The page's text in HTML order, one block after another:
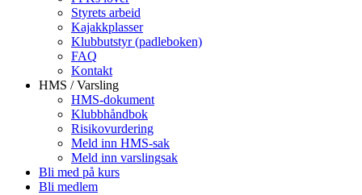
Styrets arbeid
Kajakkplasser
Klubbutstyr (padleboken)
FAQ
Kontakt
HMS / Varsling
HMS-dokument
Klubbhåndbok
Risikovurdering
Meld inn HMS-sak
Meld inn varslingsak
Bli med på kurs
Bli medlem